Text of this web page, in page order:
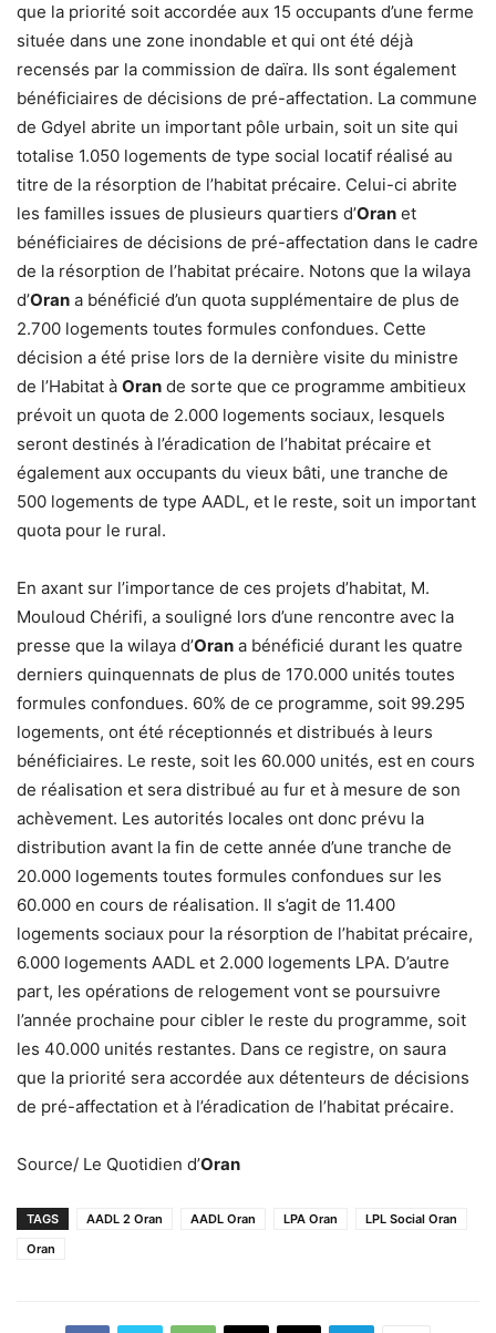
que la priorité soit accordée aux 15 occupants d’une ferme
située dans une zone inondable et qui ont été déjà
recensés par la commission de daïra. Ils sont également
bénéficiaires de décisions de pré-affectation. La commune
de Gdyel abrite un important pôle urbain, soit un site qui
totalise 1.050 logements de type social locatif réalisé au
titre de la résorption de l’habitat précaire. Celui-ci abrite
les familles issues de plusieurs quartiers d’Oran et
bénéficiaires de décisions de pré-affectation dans le cadre
de la résorption de l’habitat précaire. Notons que la wilaya
d’Oran a bénéficié d’un quota supplémentaire de plus de
2.700 logements toutes formules confondues. Cette
décision a été prise lors de la dernière visite du ministre
de l’Habitat à Oran de sorte que ce programme ambitieux
prévoit un quota de 2.000 logements sociaux, lesquels
seront destinés à l’éradication de l’habitat précaire et
également aux occupants du vieux bâti, une tranche de
500 logements de type AADL, et le reste, soit un important
quota pour le rural.
En axant sur l’importance de ces projets d’habitat, M.
Mouloud Chérifi, a souligné lors d’une rencontre avec la
presse que la wilaya d’Oran a bénéficié durant les quatre
derniers quinquennats de plus de 170.000 unités toutes
formules confondues. 60% de ce programme, soit 99.295
logements, ont été réceptionnés et distribués à leurs
bénéficiaires. Le reste, soit les 60.000 unités, est en cours
de réalisation et sera distribué au fur et à mesure de son
achèvement. Les autorités locales ont donc prévu la
distribution avant la fin de cette année d’une tranche de
20.000 logements toutes formules confondues sur les
60.000 en cours de réalisation. Il s’agit de 11.400
logements sociaux pour la résorption de l’habitat précaire,
6.000 logements AADL et 2.000 logements LPA. D’autre
part, les opérations de relogement vont se poursuivre
l’année prochaine pour cibler le reste du programme, soit
les 40.000 unités restantes. Dans ce registre, on saura
que la priorité sera accordée aux détenteurs de décisions
de pré-affectation et à l’éradication de l’habitat précaire.
Source/ Le Quotidien d’Oran
TAGS AADL 2 Oran AADL Oran LPA Oran
LPL Social Oran
Oran